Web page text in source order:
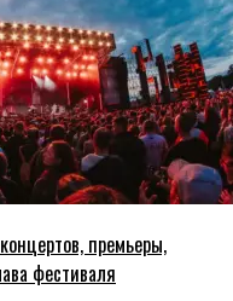
премьеры,
фестиваля